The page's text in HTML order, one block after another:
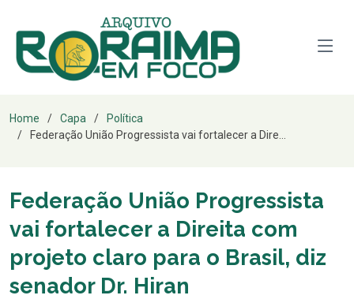
Home Capa
Política
Federação União Progressista vai fortalecer a Dire...
Federação União Progressista
vai fortalecer a Direita com
projeto claro para o Brasil, diz
senador Dr. Hiran